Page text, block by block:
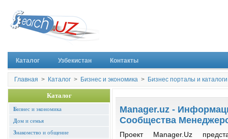
Каталог Узбекистан Контакты
Главная > Каталог > Бизнес и экономика > Бизнес порталы и каталоги
Каталог
Бизнес и экономика
Дом и семья
Знакомство и общение
Manager.uz -
Сообщества
Проект Manager.Uz